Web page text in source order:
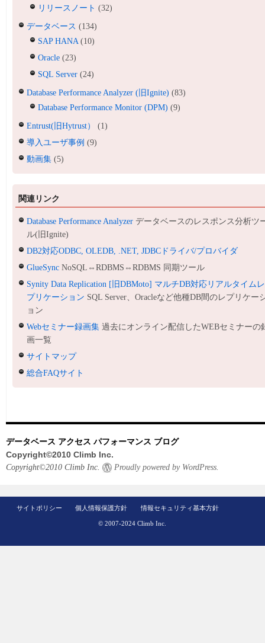
リリースノート (32)
データベース (134)
SAP HANA(10)
Oracle (23)
SQL Server (24)
Database Performance Analyzer (旧Ignite) (83)
Database Performance Monitor (DPM) (9)
Entrust(旧Hytrust）
(1)
導入ユーザ事例 (9)
動画集 (5)
関連リンク
Database Performance Analyzer データベースのレスポンス分析ツ
ル(旧Ignite)
DB2対応ODBC, OLEDB, .NET, JDBCドライバ/プロバイダ
GlueSync NoSQL⇔RDBMS⇔RDBMS 同期ツール
Synity Data Replication [旧DBMoto] マルチDB対応リアルタイムレ
プリケーション SQL Server、Oracleなど他種DB間のレプリケー
ョン
Webセミナー録画集 過去にオンライン配信したWEBセミナーの
画一覧
サイトマップ
総合FAQサイト
データベース アクセス パフォーマンス ブログ
Copyright©2010 Climb Inc.
Copyright©2010 Climb Inc. Proudly powered by WordPress.
サイトポリシー 個人情報保護方針 情報セキュリティ基本方針
© 2007-2024 Climb Inc.